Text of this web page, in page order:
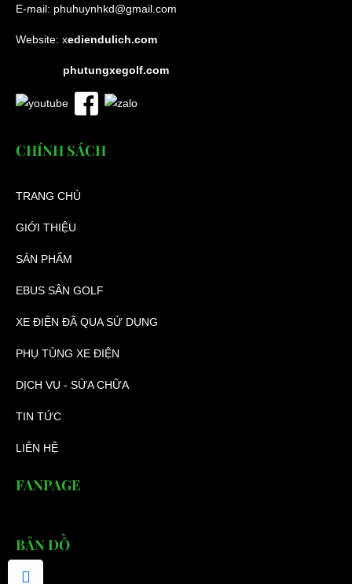
E-mail: phuhuynhkd@gmail.com
Website: xediendulich.com
phutungxegolf.com
CHÍNH SÁCH
TRANG CHỦ
GIỚI THIỆU
SẢN PHẨM
EBUS SÂN GOLF
XE ĐIỆN ĐÃ QUA SỬ DỤNG
PHỤ TÙNG XE ĐIỆN
DỊCH VỤ - SỬA CHỮA
TIN TỨC
LIÊN HỆ
FANPAGE
BẢN ĐỒ